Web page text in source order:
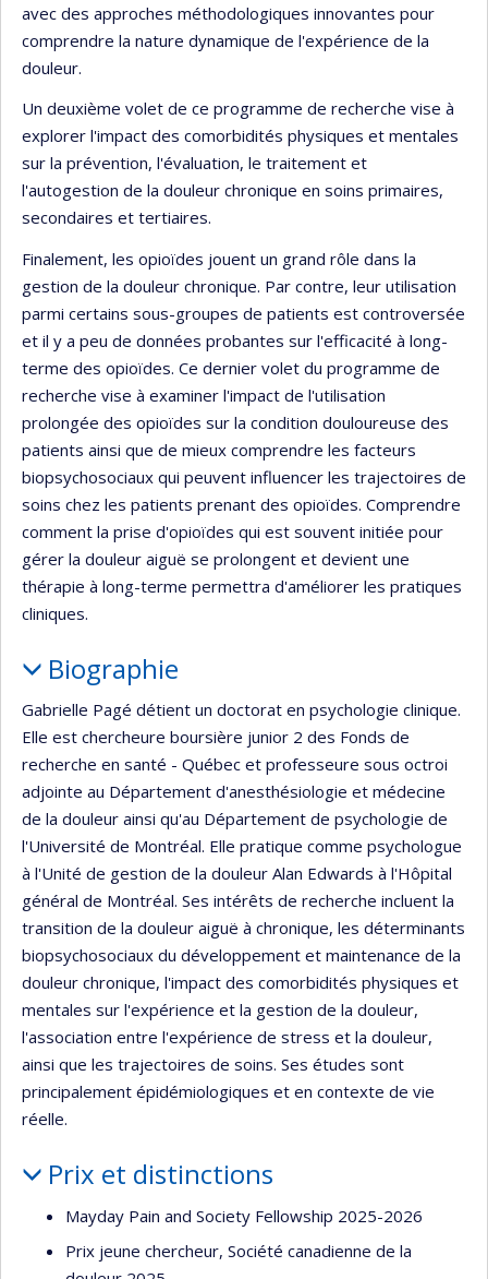
avec des approches méthodologiques innovantes pour
comprendre la nature dynamique de l'expérience de la
douleur.
Un deuxième volet de ce programme de recherche vise à
explorer l'impact des comorbidités physiques et mentales
sur la prévention, l'évaluation, le traitement et
l'autogestion de la douleur chronique en soins primaires,
secondaires et tertiaires.
Finalement, les opioïdes jouent un grand rôle dans la
gestion de la douleur chronique. Par contre, leur utilisation
parmi certains sous-groupes de patients est controversée
et il y a peu de données probantes sur l'efficacité à long-
terme des opioïdes. Ce dernier volet du programme de
recherche vise à examiner l'impact de l'utilisation
prolongée des opioïdes sur la condition douloureuse des
patients ainsi que de mieux comprendre les facteurs
biopsychosociaux qui peuvent influencer les trajectoires de
soins chez les patients prenant des opioïdes. Comprendre
comment la prise d'opioïdes qui est souvent initiée pour
gérer la douleur aiguë se prolongent et devient une
thérapie à long-terme permettra d'améliorer les pratiques
cliniques.
Biographie
Gabrielle Pagé détient un doctorat en psychologie clinique.
Elle est chercheure boursière junior 2 des Fonds de
recherche en santé - Québec et professeure sous octroi
adjointe au Département d'anesthésiologie et médecine
de la douleur ainsi qu'au Département de psychologie de
l'Université de Montréal. Elle pratique comme psychologue
à l'Unité de gestion de la douleur Alan Edwards à l'Hôpital
général de Montréal. Ses intérêts de recherche incluent la
transition de la douleur aiguë à chronique, les déterminants
biopsychosociaux du développement et maintenance de la
douleur chronique, l'impact des comorbidités physiques et
mentales sur l'expérience et la gestion de la douleur,
l'association entre l'expérience de stress et la douleur,
ainsi que les trajectoires de soins. Ses études sont
principalement épidémiologiques et en contexte de vie
réelle.
Prix et distinctions
Mayday Pain and Society Fellowship 2025-2026
Prix jeune chercheur, Société canadienne de la